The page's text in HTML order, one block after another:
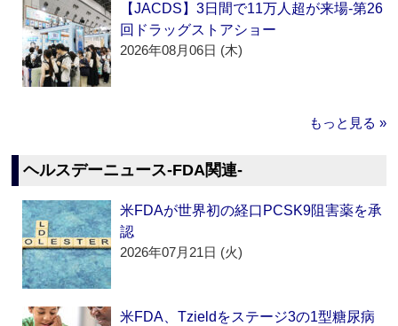
【JACDS】3日間で11万人超が来場‐第26
回ドラッグストアショー
2026年08月06日 (木)
もっと見る »
ヘルスデーニュース‐FDA関連‐
米FDAが世界初の経口PCSK9阻害薬を承
認
2026年07月21日 (火)
米FDA、Tzieldをステージ3の1型糖尿病